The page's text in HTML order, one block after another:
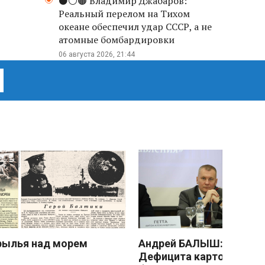
Реальный перелом на Тихом
океане обеспечил удар СССР, а не
атомные бомбардировки
06 августа 2026, 21:44
над морем
Андрей БАЛЫШ:
Дефицита картофеля не